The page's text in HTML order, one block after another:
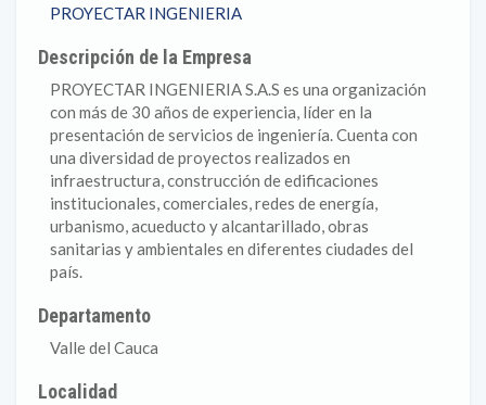
PROYECTAR INGENIERIA
Descripción de la Empresa
PROYECTAR INGENIERIA S.A.S es una organización
con más de 30 años de experiencia, líder en la
presentación de servicios de ingeniería. Cuenta con
una diversidad de proyectos realizados en
infraestructura, construcción de edificaciones
institucionales, comerciales, redes de energía,
urbanismo, acueducto y alcantarillado, obras
sanitarias y ambientales en diferentes ciudades del
país.
Departamento
Valle del Cauca
Localidad